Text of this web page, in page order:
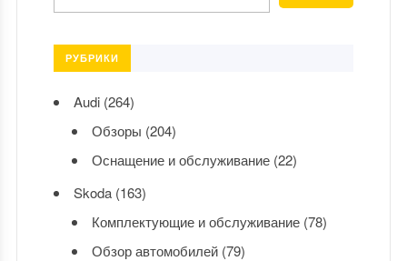
РУБРИКИ
Audi(264)
Обзоры (204)
Оснащение и обслуживание(22)
Skoda(163)
Комплектующие и обслуживание(78)
Обзор автомобилей(79)